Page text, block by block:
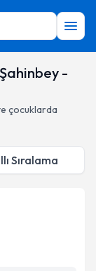
-
çocuklarda
Sıralama